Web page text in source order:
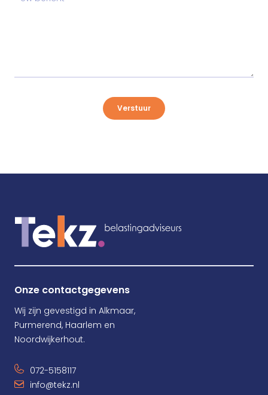
Verstuur
Onze contactgegevens
Wij zijn gevestigd in Alkmaar,
Purmerend, Haarlem en
Noordwijkerhout.
072-5158117
info@tekz.nl